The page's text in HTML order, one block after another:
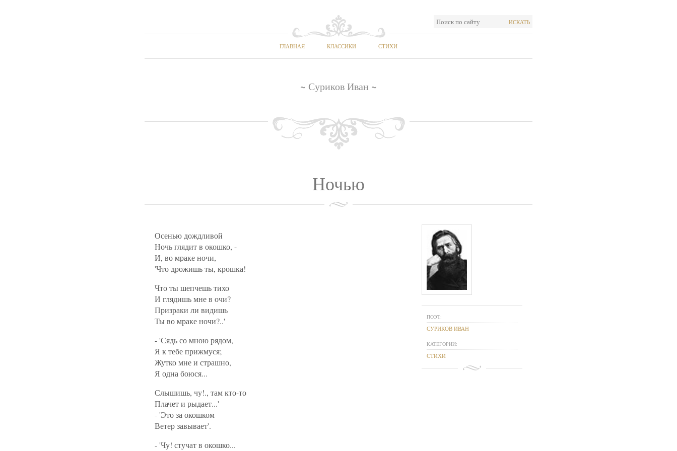
ИСКАТЬ
ГЛАВНАЯ КЛАССИКИ СТИХИ
~ Суриков Иван ~
Ночью
Осенью дождливой
Ночь глядит в окошко, -
И, во мраке ночи,
'Что дрожишь ты, крошка!
Что ты шепчешь тихо
И глядишь мне в очи?
Призраки ли видишь
Ты во мраке ночи?..'
- 'Сядь со мною рядом,
Я к тебе прижмуся;
Жутко мне и страшно,
Я одна боюся...
Слышишь, чу!., там кто-то
Плачет и рыдает...'
- 'Это за окошком
Ветер завывает'.
- 'Чу! стучат в окошко...
ПОЭТ:
СУРИКОВ ИВАН
КАТЕГОРИИ:
СТИХИ